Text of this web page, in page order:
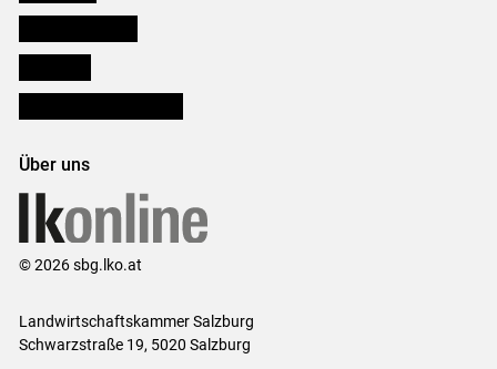
Über uns
© 2026 sbg.lko.at
Landwirtschaftskammer Salzburg
Schwarzstraße 19, 5020 Salzburg